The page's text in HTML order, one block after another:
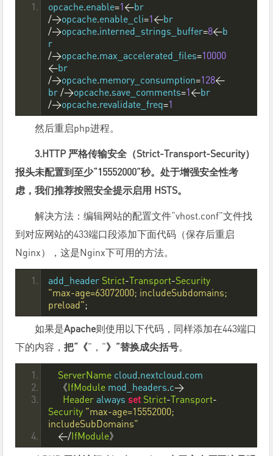
opcache.enable=1<
/>opcache.enable_cli=1<
/>opcache.interned_strings_buffer=8<b
/>opcache.max_accelerated_files=10000
<
/>opcache.memory_consumption=128<
br />opcache.save_comments=1<
/>opcache.revalidate_freq=1
然后重启php进程。
3.HTTP 严格传输安全（Strict-Transport-Security）
报头未配置到至少“15552000”秒。处于增强安全性考
虑，我们推荐按照安全提示启用 HSTS。
解决方法：编辑网站的配置文件“vhost.conf”文件找
到对应网站的433端口段添加下面代码（保存后重启
Nginx），这是Nginx下可用的方法。
add_header Strict-Transport-Security
"max-age=63072000; includeSubdomains;
preload";
如果是Apache则使用以下代码，同样添加在443端口
下的内容，把“《”，“》”替换成尖括号。
ServerName cloud.nextcloud.com
《IfModule mod_headers.c>
Header always set Strict-Transport-
Security "max-age=15552000;
includeSubDomains"
</IfModule》